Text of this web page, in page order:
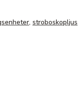
, stroboskopljus